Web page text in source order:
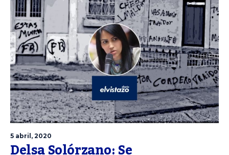
5 abril, 2020